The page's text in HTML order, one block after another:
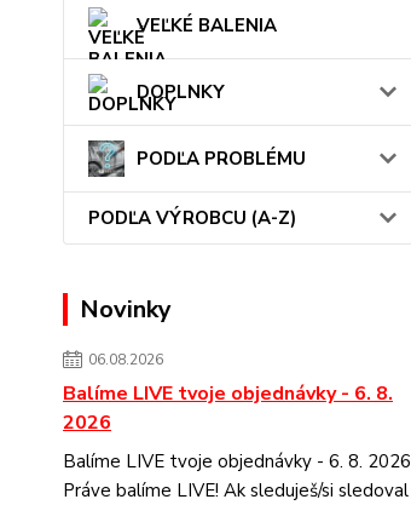
VEĽKÉ BALENIA
DOPLNKY
PODĽA PROBLÉMU
PODĽA VÝROBCU (A-Z)
Novinky
06.08.2026
Balíme LIVE tvoje objednávky - 6. 8.
2026
Balíme LIVE tvoje objednávky - 6. 8. 2026
Práve balíme LIVE! Ak sleduješ/si sledoval